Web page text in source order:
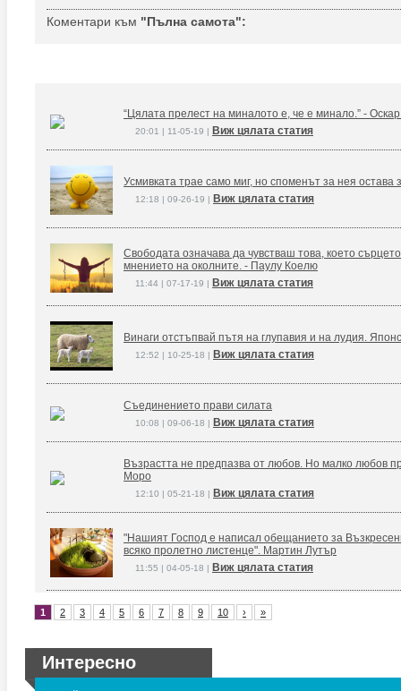
Коментари към "Пълна самота":
“Цялата прелест на миналото е, че е минало.” -
20:01 | 11-05-19 | Виж цялата статия
Усмивката трае само миг, но споменът за нея остава
12:18 | 09-26-19 | Виж цялата статия
Свободата означава да чувстваш това, което
мнението на околните. - Паулу Коелю
11:44 | 07-17-19 | Виж цялата статия
Винаги отстъпвай пътя на глупавия и на лудия.
12:52 | 10-25-18 | Виж цялата статия
Съединението прави силата
10:08 | 09-06-18 | Виж цялата статия
Възрастта не предпазва от любов. Но малко любов
Моро
12:10 | 05-21-18 | Виж цялата статия
"Нашият Господ е написал обещанието за
всяко пролетно листенце". Мартин Лутър
11:55 | 04-05-18 | Виж цялата статия
1 2 3 4 5 6 7 8 9 10 › »
Интересно